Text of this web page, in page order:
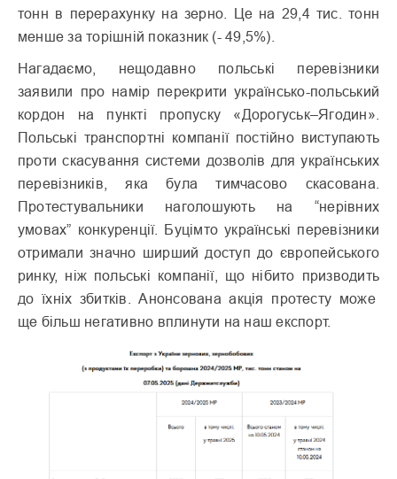
тонн в перерахунку на зерно. Це на 29,4 тис. тонн
менше за торішній показник (- 49,5%).
Нагадаємо, нещодавно польські перевізники
заявили про намір перекрити українсько-польський
кордон на пункті пропуску «Дорогуськ–Ягодин».
Польські транспортні компанії постійно виступають
проти скасування системи дозволів для українських
перевізників, яка була тимчасово скасована.
Протестувальники наголошують на “нерівних
умовах” конкуренції. Буцімто українські перевізники
отримали значно ширший доступ до європейського
ринку, ніж польські компанії, що нібито призводить
до їхніх збитків. Анонсована акція протесту може
ще більш негативно вплинути на наш експорт.